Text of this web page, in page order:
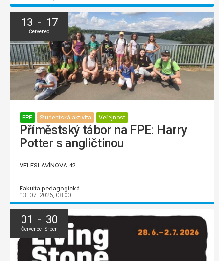
13 - 17
Červenec
FPE Studentská aktivita Veřejnost
Příměstský tábor na FPE: Harry
Potter s angličtinou
VELESLAVÍNOVA 42
Fakulta pedagogická
13. 07. 2026, 08:00
01 - 30
Červenec - Srpen